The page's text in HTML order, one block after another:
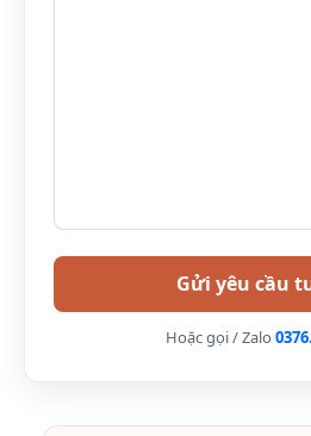
Bảng giá phòng Serena
Hoặc gọi / Zalo